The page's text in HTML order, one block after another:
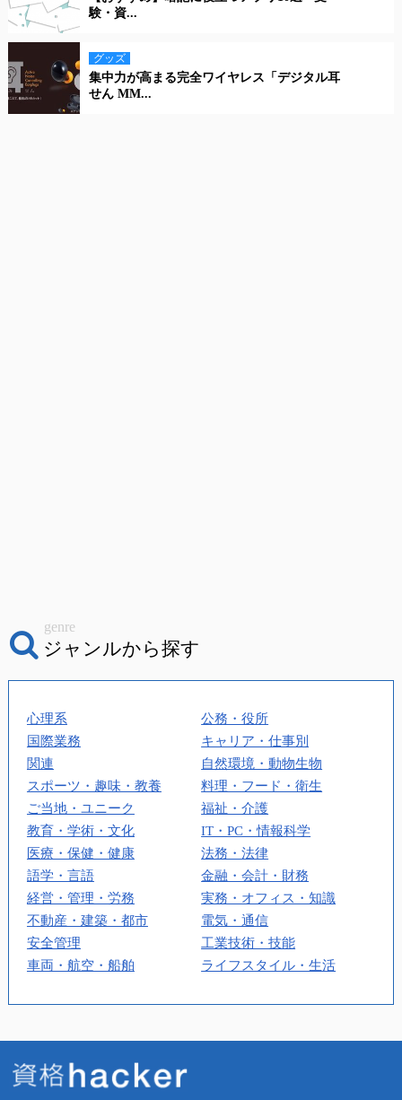
験・資...
グッズ
集中力が高まる完全ワイヤレス「デジタル耳
せん MM...
ジャンルから探す
genre
心理系
公務・役所
国際業務
キャリア・仕事別
関連
自然環境・動物生物
スポーツ・趣味・教養
料理・フード・衛生
ご当地・ユニーク
福祉・介護
教育・学術・文化
IT・PC・情報科学
医療・保健・健康
法務・法律
語学・言語
金融・会計・財務
経営・管理・労務
実務・オフィス・知識
不動産・建築・都市
電気・通信
安全管理
工業技術・技能
車両・航空・船舶
ライフスタイル・生活